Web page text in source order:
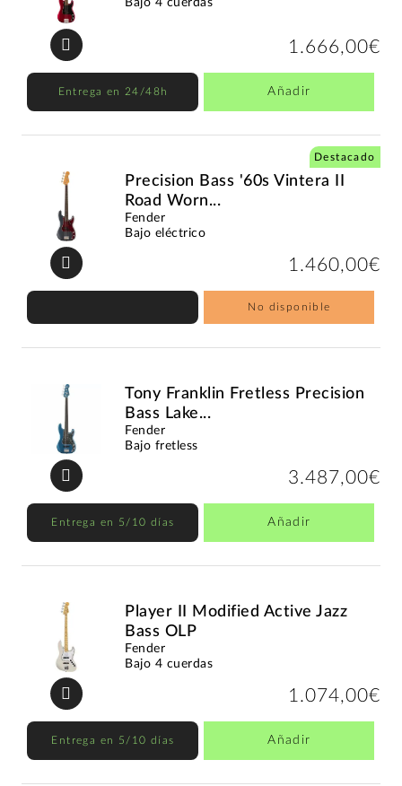
1.666,00€
Entrega en 24/48h Añadir
Precision Bass '60s Vintera II
Road Worn...
Fender
Bajo eléctrico
1.460,00€
No disponible
Destacado
Tony Franklin Fretless Precision
Bass Lake...
Fender
Bajo fretless
3.487,00€
Entrega en 5/10 días Añadir
Player II Modified Active Jazz
Bass OLP
Fender
Bajo 4 cuerdas
1.074,00€
Entrega en 5/10 días Añadir